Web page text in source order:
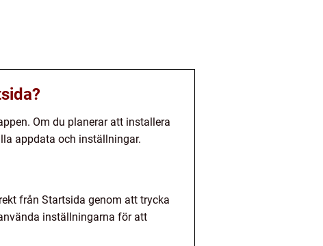
Om du planerar att installera
appdata och inställningar.
från Startsida genom att trycka
inställningarna för att